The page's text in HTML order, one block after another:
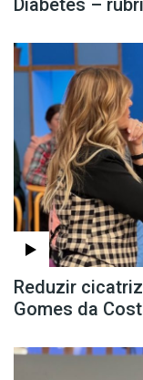
Reduzir
Gomes da